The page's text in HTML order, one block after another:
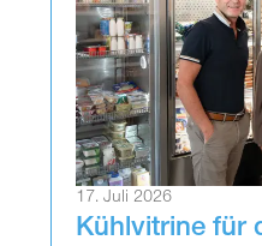
17. Juli 2026
Kühlvitrine für